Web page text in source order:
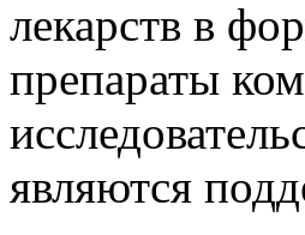
лекарств в
препараты
являются